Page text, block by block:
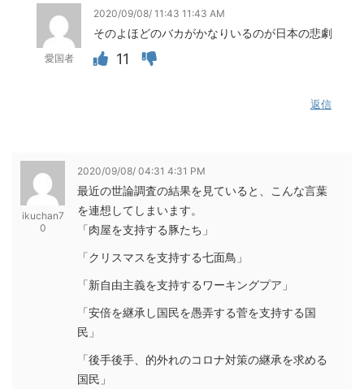
愛国者
2020/09/08/ 11:43 11:43 AM
そのよほどのバカがかなりいるのが日本の悲劇
11
返信
ikuchan7
0
2020/09/08/ 04:31 4:31 PM
最近の世論調査の結果を見ていると、こんな言葉
を連想してしまいます。
「肉屋を支持する豚たち」
「クリスマスを支持する七面鳥」
「新自由主義を支持するワーキングプア」
「安倍を継承し国民を愚弄する菅を支持する国
民」
「後手後手、的外れのコロナ対策の継承を求める
国民」